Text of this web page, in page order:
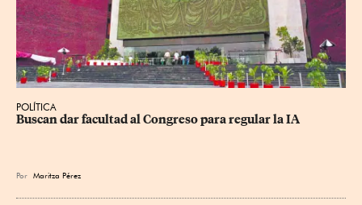
POLÍTICA
Buscan dar facultad al Congreso para regular la IA
Por Maritza Pérez